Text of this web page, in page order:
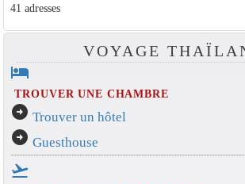
41 adresses
VOYAGE
hotel
TROUVER UNE CHAMBRE
arrow_circle_right Trouver un hôtel
arrow_circle_right Guesthouse
flight_takeoff